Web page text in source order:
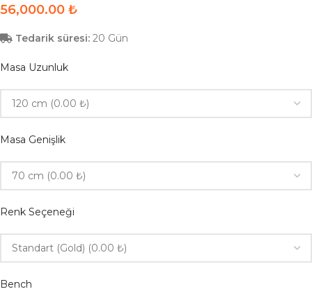
₺
Tedarik süresi: 20 Gün
Masa Uzunluk
Masa Genişlik
Renk Seçeneği
Bench